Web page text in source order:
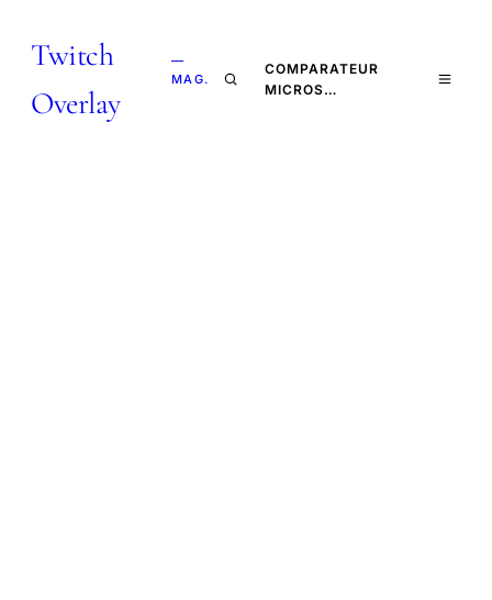
Twitch
Overlay
—
MAG.
COMPARATEUR
MICROS…